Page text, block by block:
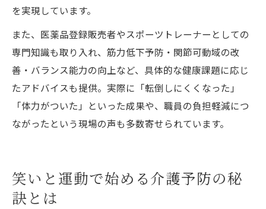
を実現しています。
また、医薬品登録販売者やスポーツトレーナーとしての
専門知識も取り入れ、筋力低下予防・関節可動域の改
善・バランス能力の向上など、具体的な健康課題に応じ
たアドバイスも提供。実際に「転倒しにくくなった」
「体力がついた」といった成果や、職員の負担軽減につ
ながったという現場の声も多数寄せられています。
笑いと運動で始める介護予防の秘
訣とは